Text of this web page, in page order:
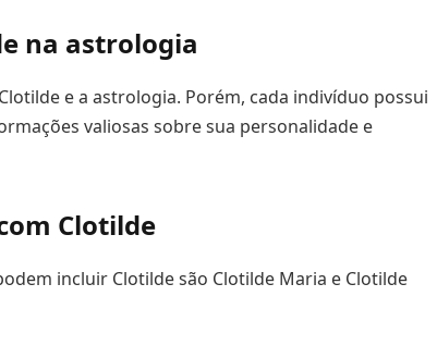
na astrologia
e a astrologia. Porém, cada indivíduo possui
valiosas sobre sua personalidade e
Clotilde
incluir Clotilde são Clotilde Maria e Clotilde